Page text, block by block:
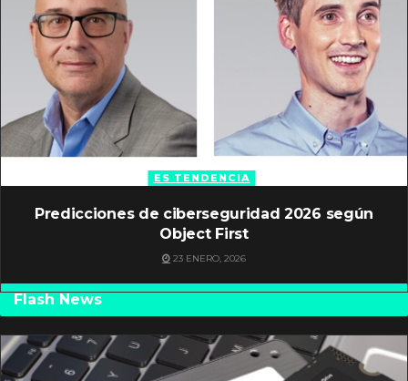
ES TENDENCIA
Predicciones de ciberseguridad 2026 según
Object First
23 ENERO, 2026
Flash News